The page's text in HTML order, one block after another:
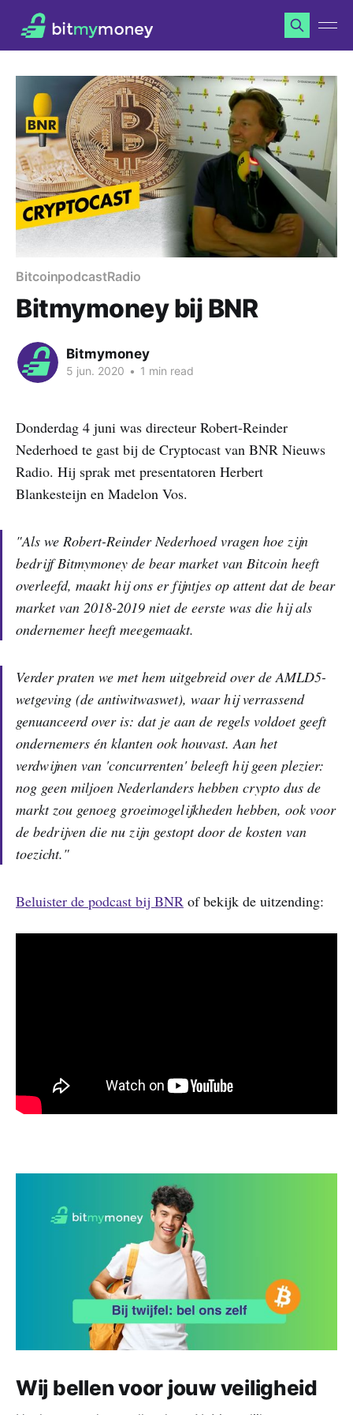
BitcoinpodcastRadio
Bitmymoney bij BNR
Bitmymoney
5 jun. 2020 • 1 min read
Donderdag 4 juni was directeur Robert-Reinder
Nederhoed te gast bij de Cryptocast van BNR Nieuws
Radio. Hij sprak met presentatoren Herbert
Blankesteijn en Madelon Vos.
"Als we Robert-Reinder Nederhoed vragen hoe zijn
bedrijf Bitmymoney de bear market van Bitcoin heeft
overleefd, maakt hij ons er fijntjes op attent dat de bear
market van 2018-2019 niet de eerste was die hij als
ondernemer heeft meegemaakt.
Verder praten we met hem uitgebreid over de AMLD5-
wetgeving (de antiwitwaswet), waar hij verrassend
genuanceerd over is: dat je aan de regels voldoet geeft
ondernemers én klanten ook houvast. Aan het
verdwijnen van 'concurrenten' beleeft hij geen plezier:
nog geen miljoen Nederlanders hebben crypto dus de
markt zou genoeg groeimogelijkheden hebben, ook voor
de bedrijven die nu zijn gestopt door de kosten van
toezicht."
Beluister de podcast bij BNR of bekijk de uitzending:
Wij bellen voor jouw veiligheid